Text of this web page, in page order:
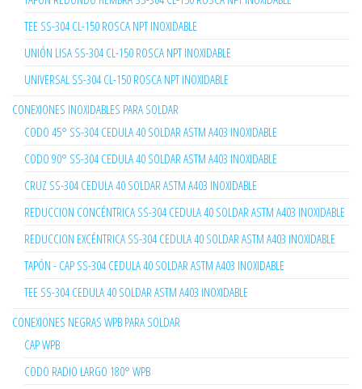
TEE SS-304 CL-150 ROSCA NPT INOXIDABLE
UNIÓN LISA SS-304 CL-150 ROSCA NPT INOXIDABLE
UNIVERSAL SS-304 CL-150 ROSCA NPT INOXIDABLE
CONEXIONES INOXIDABLES PARA SOLDAR
CODO 45° SS-304 CEDULA 40 SOLDAR ASTM A403 INOXIDABLE
CODO 90° SS-304 CEDULA 40 SOLDAR ASTM A403 INOXIDABLE
CRUZ SS-304 CEDULA 40 SOLDAR ASTM A403 INOXIDABLE
REDUCCION CONCÉNTRICA SS-304 CEDULA 40 SOLDAR ASTM A403 INOXIDABLE
REDUCCION EXCÉNTRICA SS-304 CEDULA 40 SOLDAR ASTM A403 INOXIDABLE
TAPÓN - CAP SS-304 CEDULA 40 SOLDAR ASTM A403 INOXIDABLE
TEE SS-304 CEDULA 40 SOLDAR ASTM A403 INOXIDABLE
CONEXIONES NEGRAS WPB PARA SOLDAR
CAP WPB
CODO RADIO LARGO 180° WPB